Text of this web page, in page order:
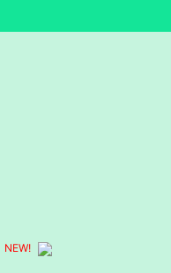
NEW!